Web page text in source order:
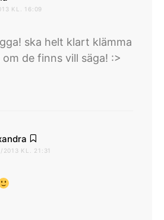
KL. 16:09
ska helt klart klämma
de finns vill säga! :>
2013 KL. 21:31